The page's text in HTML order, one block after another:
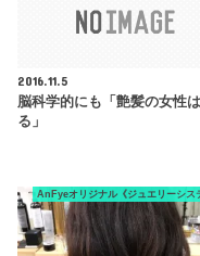
2016.11.5
脳科学的にも「艶髪の女性
る」
AnFyeオリジナル《ジュエリーシス